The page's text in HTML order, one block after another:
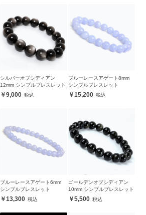
シルバーオブシディアン
12mm シンプルブレスレット
9,000
ブルーレースアゲート8mm
シンプルブレスレット
15,200
ブルーレースアゲート6mm
シンプルブレスレット
13,300
ゴールデンオブシディアン
10mm シンプルブレスレット
5,500